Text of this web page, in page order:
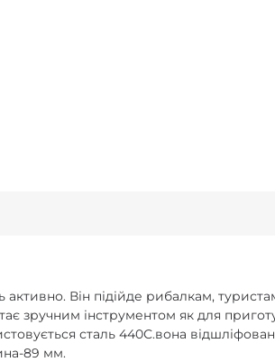
Він підійде рибалкам,
зручним інструментом як для
сталь 440С.вона
89 мм.